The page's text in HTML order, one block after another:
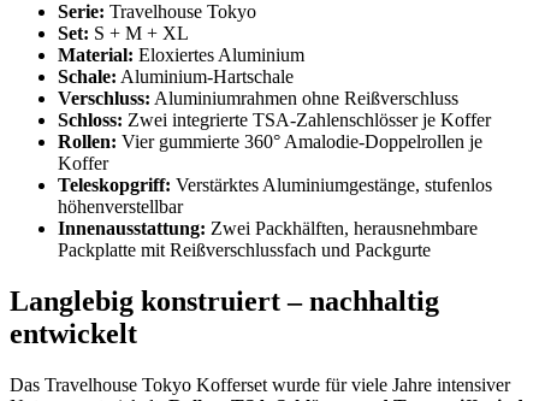
Serie: Travelhouse Tokyo
Set: S + M + XL
Material: Eloxiertes Aluminium
Schale: Aluminium-Hartschale
Verschluss: Aluminiumrahmen ohne Reißverschluss
Schloss: Zwei integrierte TSA-Zahlenschlösser je Koffer
Rollen: Vier gummierte 360° Amalodie-Doppelrollen je
Koffer
Teleskopgriff: Verstärktes Aluminiumgestänge, stufenlos
höhenverstellbar
Innenausstattung: Zwei Packhälften, herausnehmbare
Packplatte mit Reißverschlussfach und Packgurte
Langlebig konstruiert – nachhaltig
entwickelt
Das Travelhouse Tokyo Kofferset wurde für viele Jahre intensiver